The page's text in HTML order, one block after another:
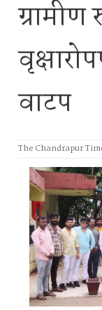
वाटप
The Chandrapur